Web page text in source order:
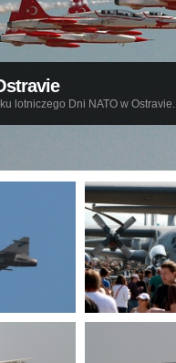
lotniczego Dni NATO w Ostravie.